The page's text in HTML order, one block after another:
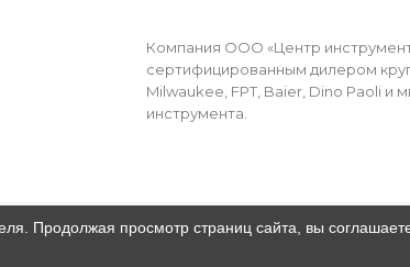
Компания ООО «Центр
сертифицированным дилером
Milwaukee, FPT, Baier, Dino Paoli и
инструмента.
Продолжая просмотр страниц сайта, вы